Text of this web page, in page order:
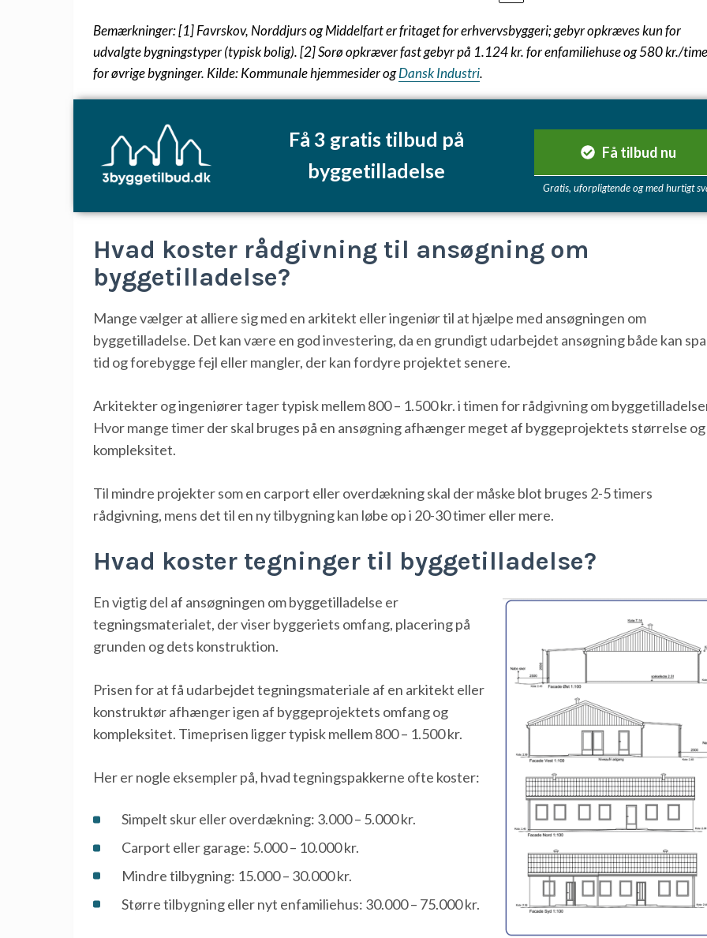
Bemærkninger: [1] Favrskov, Norddjurs og Middelfart er fritaget for erhvervsbyggeri; gebyr opkræves kun for
udvalgte bygningstyper (typisk bolig). [2] Sorø opkræver fast gebyr på 1.124 kr. for enfamiliehuse og 580 kr./time
for øvrige bygninger. Kilde: Kommunale hjemmesider ogDansk Industri.
Få 3 gratis tilbud på
byggetilladelse
Få tilbud nu
Gratis, uforpligtende og med hurtigt
Hvad koster rådgivning til ansøgning om
byggetilladelse?
Mange vælger at alliere sig med en arkitekt eller ingeniør til at hjælpe med ansøgningen om
byggetilladelse. Det kan være en god investering, da en grundigt udarbejdet ansøgning både kan
tid og forebygge fejl eller mangler, der kan fordyre projektet senere.
Arkitekter og ingeniører tager typisk mellem 800 – 1.500 kr. i timen for rådgivning om
Hvor mange timer der skal bruges på en ansøgning afhænger meget af byggeprojektets størrelse og
kompleksitet.
Til mindre projekter som en carport eller overdækning skal der måske blot bruges 2-5 timers
rådgivning, mens det til en ny tilbygning kan løbe op i 20-30 timer eller mere.
Hvad koster tegninger til byggetilladelse?
En vigtig del af ansøgningen om byggetilladelse er
tegningsmaterialet, der viser byggeriets omfang, placering på
grunden og dets konstruktion.
Prisen for at få udarbejdet tegningsmateriale af en arkitekt eller
konstruktør afhænger igen af byggeprojektets omfang og
kompleksitet. Timeprisen ligger typisk mellem 800 – 1.500 kr.
Her er nogle eksempler på, hvad tegningspakkerne ofte koster:
Simpelt skur eller overdækning: 3.000 – 5.000 kr.
Carport eller garage: 5.000 – 10.000 kr.
Mindre tilbygning: 15.000 – 30.000 kr.
Større tilbygning eller nyt enfamiliehus: 30.000 – 75.000 kr.